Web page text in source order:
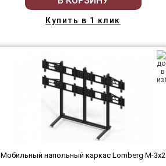
Купить в 1 клик
Мобильный напольный каркас Lomberg M-3х2